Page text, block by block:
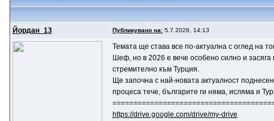
Йордан_13 Публикувано на:5.7.2026, 14:13
Темата ще става все по-актуална с оглед на
Шеф, но в 2026 е вече особено силно и
стремително към Турция.
Ще започна с най-новата актуалност
процеса тече, българите ги няма, исляма и
https://drive.google.com/drive/my-drive